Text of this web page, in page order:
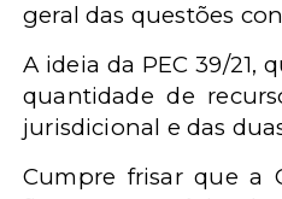
geral das questões
A ideia da PEC 39/21,
quantidade de
jurisdicional e das
Cumpre frisar que a